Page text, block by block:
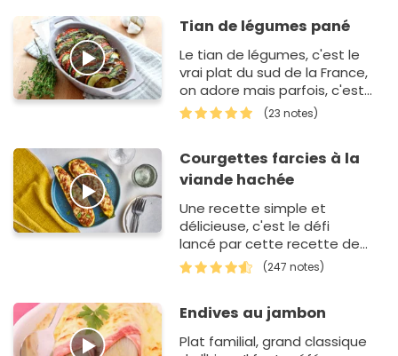
Tian de légumes pané
Le tian de légumes, c'est le
vrai plat du sud de la France,
on adore mais parfois, c'est
trop sec. Avec notre pas à
pas, plus de problème.
(23 notes)
Courgettes farcies à la
viande hachée
Une recette simple et
délicieuse, c'est le défi
lancé par cette recette de
courgettes farcies à la viande
hachée. Le choix s…
(247 notes)
Endives au jambon
Plat familial, grand classique